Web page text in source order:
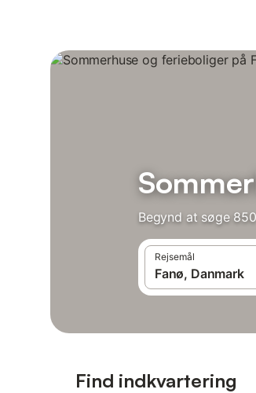
Begynd at søge
Rejsemål
Find indkvartering